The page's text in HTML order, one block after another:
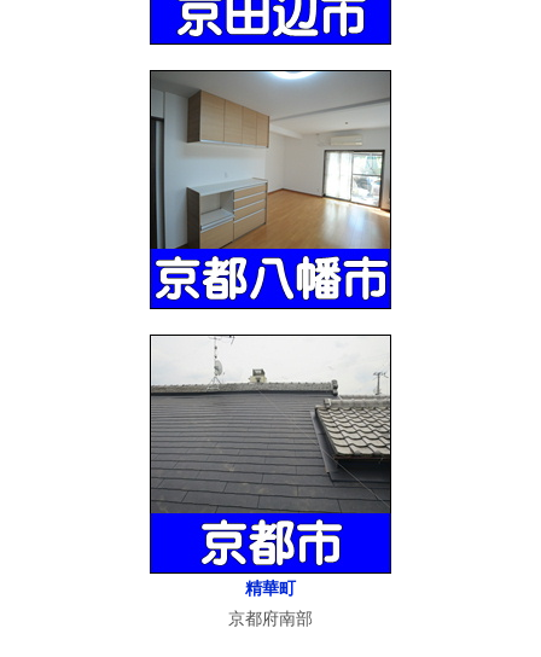
精華町
京都府南部